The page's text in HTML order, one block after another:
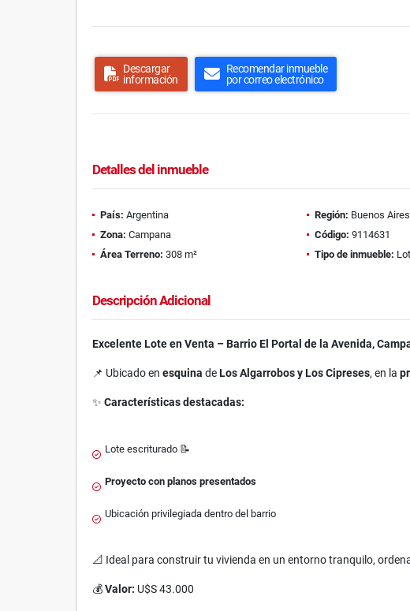
Descargar
información
Recomendar inmueble
por correo electrónico
Detalles del inmueble
País: Argentina Región: Buenos Aires
Zona: Campana Código: 9114631
Área Terreno: 308 m² Tipo de inmueble:
Descripción Adicional
Excelente Lote en Venta – Barrio El Portal de la Avenida,
📌 Ubicado en esquina deLos Algarrobos y Los Cipreses, en la
✨ Características destacadas:
Lote escriturado 📝
Proyecto con planos presentados
Ubicación privilegiada dentro del barrio
📐 Ideal para construir tu vivienda en un entorno tranquilo,
💰Valor: U$S 43.000